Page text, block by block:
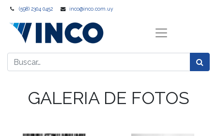
(598) 2304 0452 inco@inco.com.uy
GALERIA DE FOTOS